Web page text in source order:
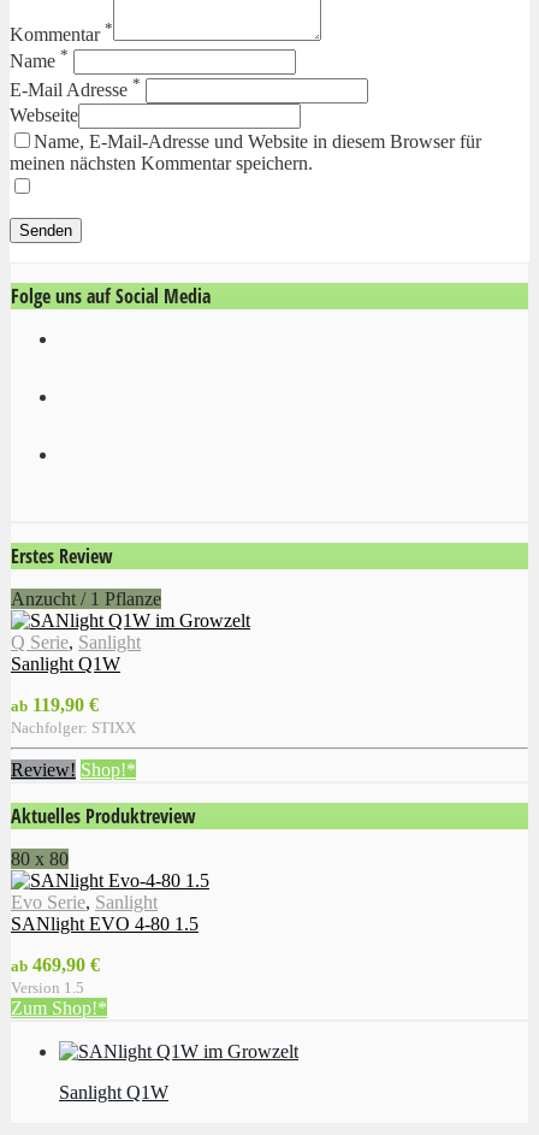
Kommentar *
Name *
E-Mail Adresse *
Webseite
Name, E-Mail-Adresse und Website in diesem Browser für
meinen nächsten Kommentar speichern.
Folge uns auf Social Media
Erstes Review
Anzucht / 1 Pflanze
Q Serie, Sanlight
Sanlight Q1W
ab 119,90 €
Nachfolger: STIXX
Review! Shop!*
Aktuelles Produktreview
80 x 80
Evo Serie, Sanlight
SANlight EVO 4-80 1.5
ab 469,90 €
Version 1.5
Zum Shop!*
Sanlight Q1W